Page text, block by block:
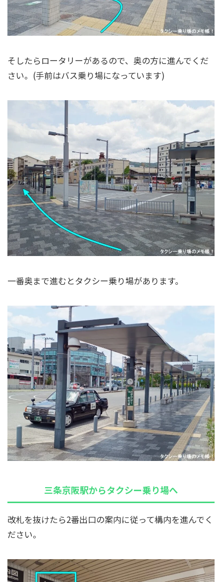
そしたらロータリーがあるので、奥の方に進んでくだ
さい。(手前はバス乗り場になっています)
一番奥まで進むとタクシー乗り場があります。
三条京阪駅からタクシー乗り場へ
改札を抜けたら2番出口の案内に従って構内を進んでく
ださい。